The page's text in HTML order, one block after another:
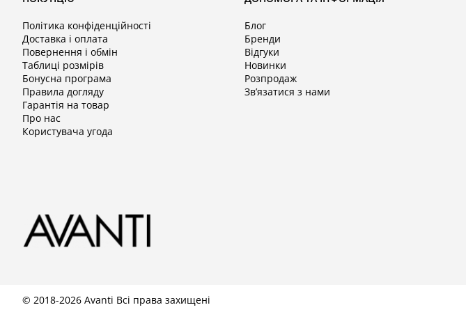
Політика конфіденційності
Доставка і оплата
Повернення і обмін
Таблиці розмірів
Бонусна програма
Правила догляду
Гарантія на товар
Про нас
Користувача угода
Блог
Бренди
Відгуки
Новинки
Розпродаж
Зв’язатися з нами
© 2018-2026 Avanti Всі права захищені